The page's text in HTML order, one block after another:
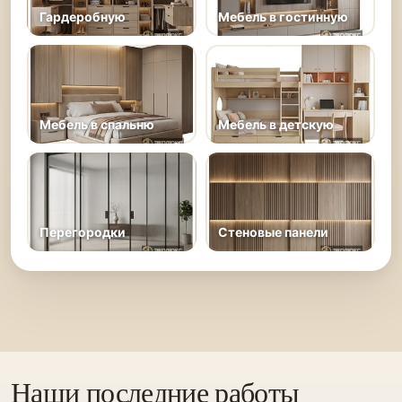
Гардеробную Мебель в гостинную
Мебель в спальню Мебель в детскую
Перегородки Стеновые панели
Наши последние работы